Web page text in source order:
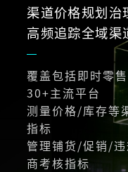
渠道价格规划治
高频追踪全域渠
覆盖包括即时零
30+主流平台
测量价格/库存等
指标
管理铺货/促销/违
商考核指标